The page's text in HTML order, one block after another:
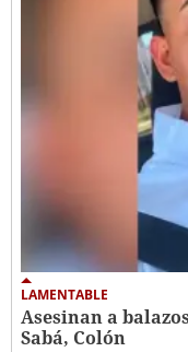
LAMENTABLE
Asesinan a
Sabá, Colón